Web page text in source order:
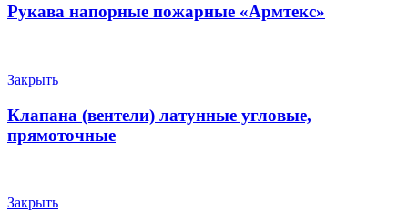
Рукава напорные пожарные «Армтекс»
Закрыть
Клапана (вентели) латунные угловые,
прямоточные
Закрыть